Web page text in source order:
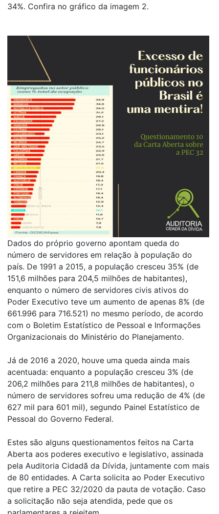
34%. Confira no gráfico da imagem 2.
Dados do próprio governo apontam queda do
número de servidores em relação à população do
país. De 1991 a 2015, a população cresceu 35% (de
151,6 milhões para 204,5 milhões de habitantes),
enquanto o número de servidores civis ativos do
Poder Executivo teve um aumento de apenas 8% (de
661.996 para 716.521) no mesmo período, de acordo
com o Boletim Estatístico de Pessoal e Informações
Organizacionais do Ministério do Planejamento.
Já de 2016 a 2020, houve uma queda ainda mais
acentuada: enquanto a população cresceu 3% (de
206,2 milhões para 211,8 milhões de habitantes), o
número de servidores sofreu uma redução de 4% (de
627 mil para 601 mil), segundo Painel Estatístico de
Pessoal do Governo Federal.
Estes são alguns questionamentos feitos na Carta
Aberta aos poderes executivo e legislativo, assinada
pela Auditoria Cidadã da Dívida, juntamente com mais
de 80 entidades. A Carta solicita ao Poder Executivo
que retire a PEC 32/2020 da pauta de votação. Caso
a solicitação não seja atendida, pede que os